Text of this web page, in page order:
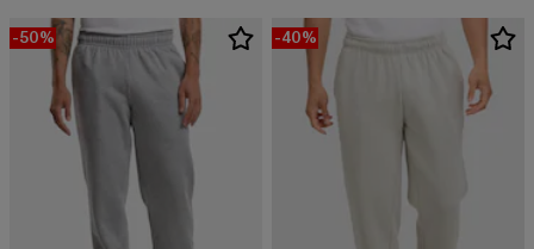
-50% -40%